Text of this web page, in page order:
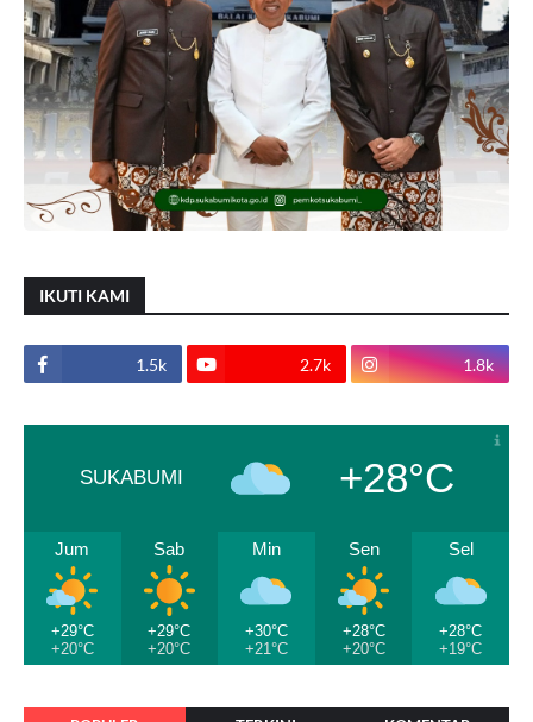
IKUTI KAMI
1.5k 2.7k 1.8k
SUKABUMI +28°C
Jum
+29°C
+20°C
Sab
+29°C
+20°C
Min
+30°C
+21°C
Sen
+28°C
+20°C
Sel
+28°C
+19°C